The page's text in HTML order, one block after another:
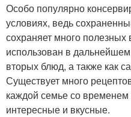
Особо популярно
условиях, ведь
сохраняет много
использован в
вторых блюд, а также как
Существует много
каждой семье со
интересные и вкусные.